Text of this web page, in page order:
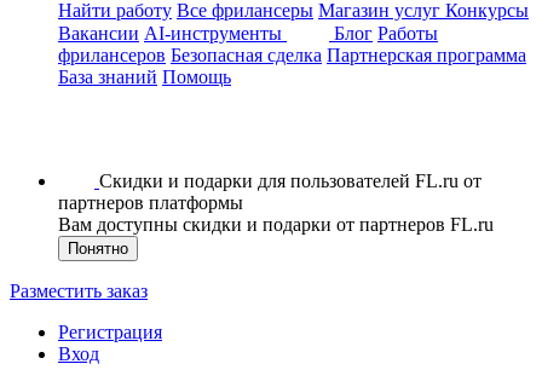
Найти работу Все фрилансеры Магазин услуг Конкурсы
Вакансии AI-инструменты Блог Работы
фрилансеров Безопасная сделка Партнерская программа
База знаний Помощь
Скидки и подарки для пользователей FL.ru от
партнеров платформы
Вам доступны скидки и подарки от партнеров FL.ru
Понятно
Разместить заказ
Регистрация
Вход